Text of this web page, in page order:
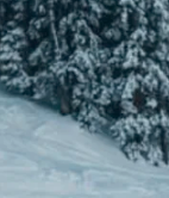
Katalog
Urlaub